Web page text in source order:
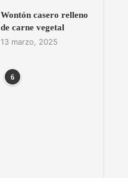
Wontón casero relleno
de carne vegetal
13 marzo, 2025
6